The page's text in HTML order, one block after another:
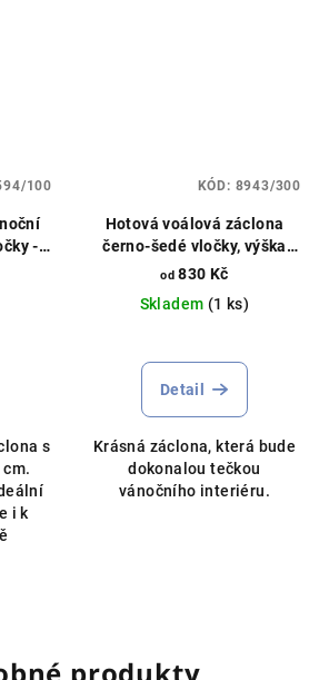
-
s
i k
100
Hotová voálová záclona
černo-šedé vločky, výška
145cm, různé rozměry, bílá
od 830 Kč
Skladem (1 ks)
Detail
Krásná záclona, která bude
dokonalou tečkou
vánočního interiéru.
KÓD: 8943/300
produkty